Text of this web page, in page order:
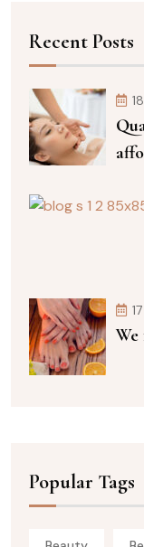
Recent Posts
Popular Tags